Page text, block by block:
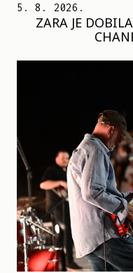
5. 8. 2026.
ZARA JE